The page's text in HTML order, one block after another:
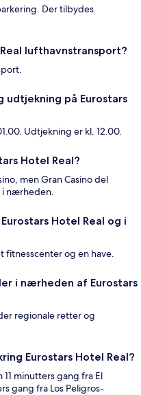
Der tilbydes
lufthavnstransport?
udtjekning på Eurostars
Udtjekning er kl. 12.00.
Hotel Real?
men Gran Casino del
i nærheden.
Hotel Real og i
fitnesscenter og en have.
i nærheden af Eurostars
regionale retter og
Eurostars Hotel Real?
11 minutters gang fra El
gang fra Los Peligros-